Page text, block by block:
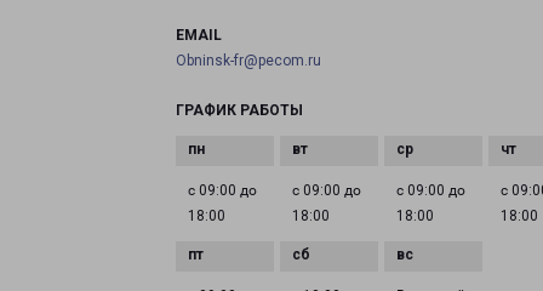
EMAIL
Obninsk-fr@pecom.ru
ГРАФИК РАБОТЫ
с 09:00 до
18:00
с 09:00 до
18:00
с 09:00 до
18:00
с
18:00